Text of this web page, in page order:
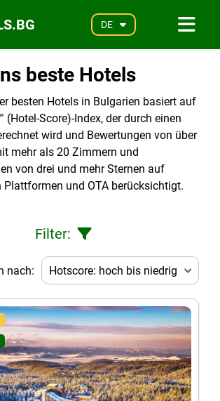
DE
beste Hotels
besten Hotels in Bulgarien basiert auf
(Hotel-Score)-Index, der durch einen
wird und Bewertungen von über
mehr als 20 Zimmern und
von drei und mehr Sternen auf
Plattformen und OTA berücksichtigt.
Filter:
nach: